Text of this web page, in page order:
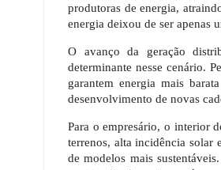
produtoras de energia,
energia deixou de ser apenas
O avanço da geração
determinante nesse cenário.
garantem energia mais
desenvolvimento de novas
Para o empresário, o interior
terrenos, alta incidência solar
de modelos mais